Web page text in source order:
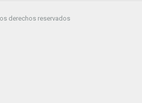
derechos reservados